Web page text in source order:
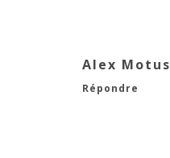
Alex Motus
Répondre